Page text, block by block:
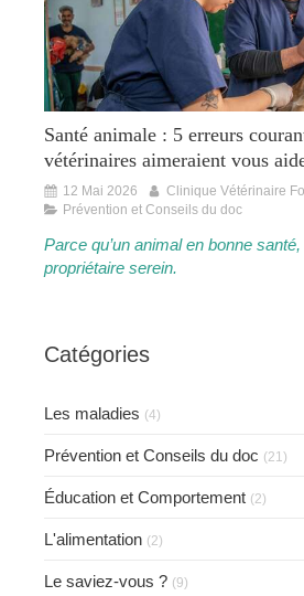
Santé animale : 5 erreurs
vétérinaires aimeraient vous
12 Mai 2026
Clinique Vétérinaire
Prévention et Conseils du doc
Parce qu’un animal en bonne
propriétaire serein.​​
Catégories
Les maladies (4)
Prévention et Conseils du doc (21)
Éducation et Comportement (2)
L'alimentation (2)
Le saviez-vous ? (9)